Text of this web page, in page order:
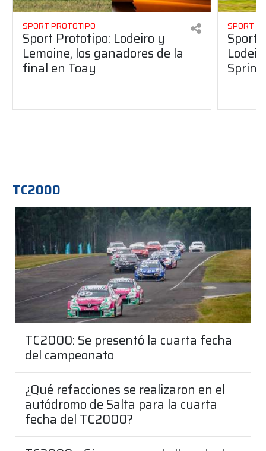
SPORT PROTOTIPO
Sport Prototipo: Lodeiro y
Lemoine, los ganadores de la
final en Toay
SPORT
Sport
Sprint
TC2000
TC2000: Se presentó la cuarta fecha
del campeonato
¿Qué refacciones se realizaron en el
autódromo de Salta para la cuarta
fecha del TC2000?